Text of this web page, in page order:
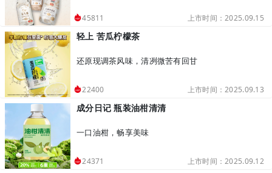
45811 上市时间：2025.09.15
轻上 苦瓜柠檬茶
还原现调茶风味，清冽微苦有回甘
22400 上市时间：2025.09.13
成分日记 瓶装油柑清清
一口油柑，畅享美味
24371 上市时间：2025.09.12